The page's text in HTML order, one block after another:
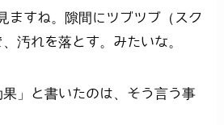
ますね。隙間にツブツブ（スク
汚れを落とす。みたいな。
」と書いたのは、そう言う事